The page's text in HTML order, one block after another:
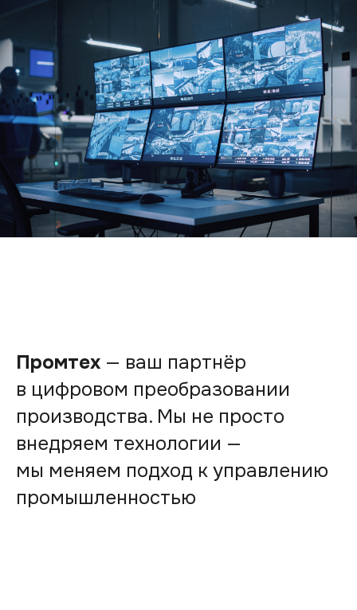
Промтех — ваш партнёр
в цифровом преобразовании
производства. Мы не просто
внедряем технологии —
мы меняем подход к управлению
промышленностью